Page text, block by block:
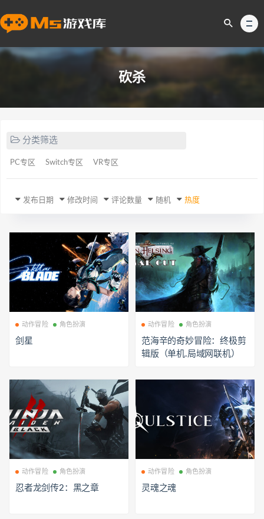
砍杀
分类筛选
PC专区 Switch专区 VR专区
发布日期 修改时间 评论数量 随机 热度
动作冒险 角色扮演
剑星
动作冒险 角色扮演
范海辛的奇妙冒险：终极剪
辑版（单机.局域网联机）
动作冒险 角色扮演
忍者龙剑传2：黑之章
动作冒险 角色扮演
灵魂之魂